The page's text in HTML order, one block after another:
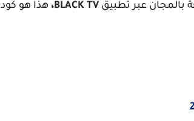
بالمجان عبر تطبيق BLACK TV،
هذا هو كود